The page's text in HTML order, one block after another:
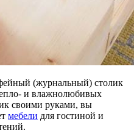
(журнальный) столик
и влажнолюбивых
своими руками, вы
мебели для гостиной и